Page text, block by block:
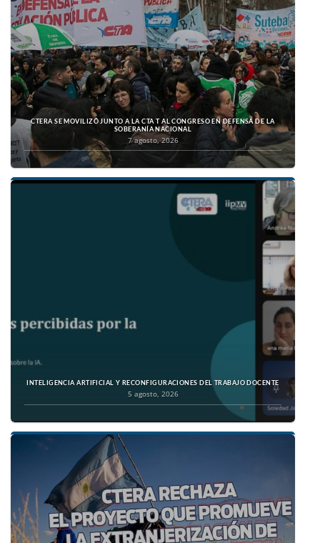
CTERA SE MOVILIZÓ JUNTO A LA CTA T AL CONGRESO EN DEFENSA DE LA
SOBERANÍA NACIONAL
7 agosto, 2026
INTELIGENCIA ARTIFICIAL Y RECONFIGURACIONES DEL TRABAJO DOCENTE
5 agosto, 2026